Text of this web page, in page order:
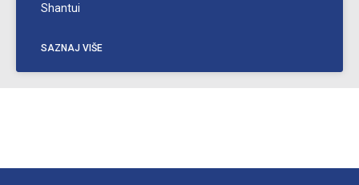
Shantui
SAZNAJ VIŠE